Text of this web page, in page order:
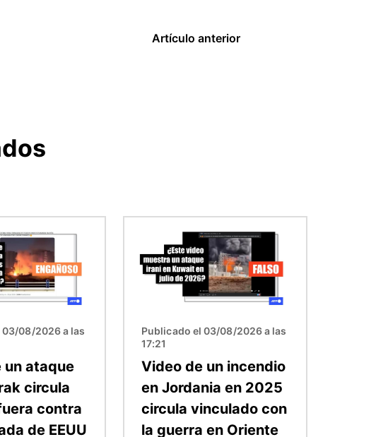
Artículo anterior
08/2026 a las
un ataque
circula
contra
de EEUU
Publicado el 03/08/2026 a las
17:21
Video de un incendio
en Jordania en 2025
circula vinculado con
la guerra en Oriente